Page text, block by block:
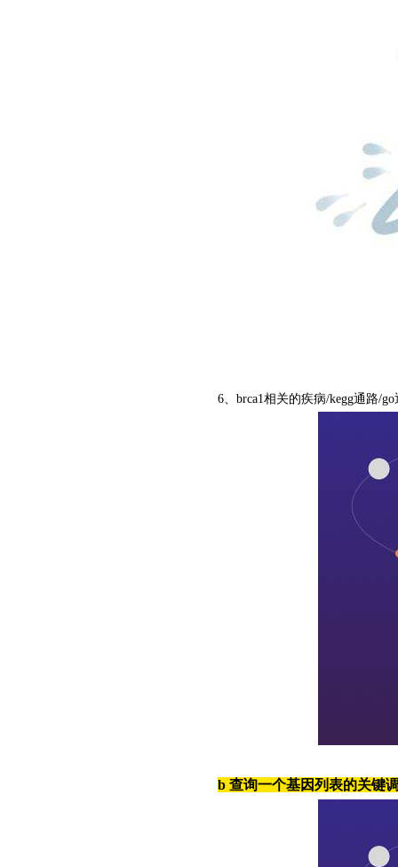
6、brca1相关的疾病/kegg通路/go
b 查询一个基因列表的关键